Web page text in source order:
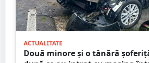
ACTUALITATE
Două minore și o tânără